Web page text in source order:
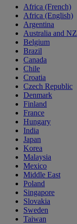
Africa (French)
Africa (English)
Argentina
Australia and NZ
Belgium
Brazil
Canada
Chile
Croatia
Czech Republic
Denmark
Finland
France
Hungary
India
Japan
Korea
Malaysia
Mexico
Middle East
Poland
Singapore
Slovakia
Sweden
Taiwan